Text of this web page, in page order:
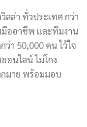
ล่า ทั่วประเทศ กว่า
มืออาชีพ และทีมงาน
า 50,000 คน ไว้ใจ
อนไลน์ ไม่โกง
มาย พร้อมมอบ